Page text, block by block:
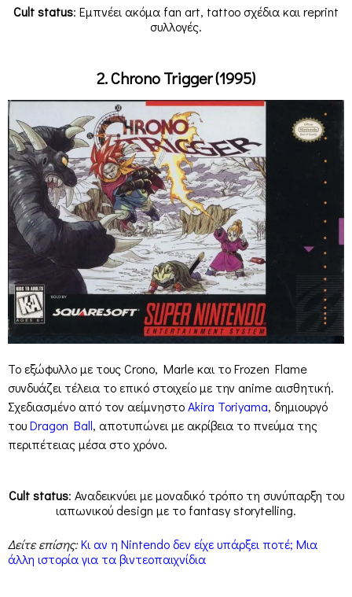
Cult status: Εμπνέει ακόμα fan art, tattoo σχέδια και reprint
συλλογές.
2. Chrono Trigger (1995)
Το εξώφυλλο με τους Crono, Marle και το Frozen Flame
συνδυάζει τέλεια το επικό στοιχείο με την anime αισθητική.
Σχεδιασμένο από τον αείμνηστοAkira Toriyama, δημιουργό
τουDragon Ball, αποτυπώνει με ακρίβεια το πνεύμα της
περιπέτειας μέσα στο χρόνο.
Cult status: Αναδεικνύει με μοναδικό τρόπο τη συνύπαρξη του
ιαπωνικού design με το fantasy storytelling.
Δείτε επίσης:Κι αν η Nintendo δεν είχε υπάρξει ποτέ; Μια
άλλη ιστορία για τα βιντεοπαιχνίδια